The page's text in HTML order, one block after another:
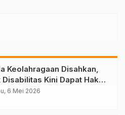
Keolahragaan Disahkan,
Disabilitas Kini Dapat Hak
di Kutim
6 Mei 2026